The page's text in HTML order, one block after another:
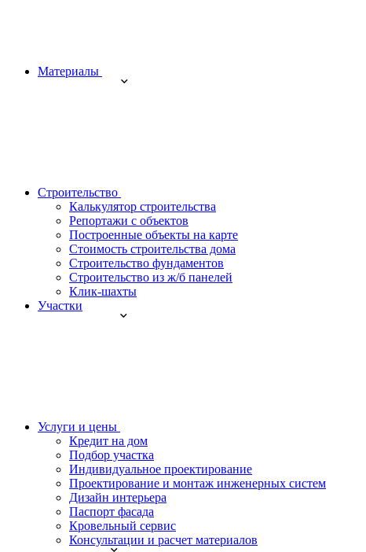
Материалы
Строительство
Калькулятор строительства
Репортажи с объектов
Построенные объекты на карте
Стоимость строительства дома
Строительство фундаментов
Строительство из ж/б панелей
Клик-шахты
Участки
Услуги и цены
Кредит на дом
Подбор участка
Индивидуальное проектирование
Проектирование и монтаж инженерных систем
Дизайн интерьера
Паспорт фасада
Кровельный сервис
Консультации и расчет материалов